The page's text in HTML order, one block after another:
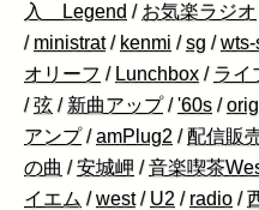
入 Legend / お気楽ラジオ
/ ministrat / kenmi /sg /wts-
オリーフ / Lunchbox / ライ
/弦 / 新曲アップ /'60s /
アンプ /amPlug2 /配信販
の曲 /安城岬 /音楽喫茶
イエム /west / U2 / radio /